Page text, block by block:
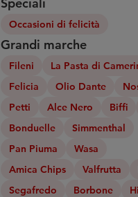
Occasioni di felicità
Grandi marche
Fileni
La Pasta di
Felicia
Olio Dante
Petti
Alce Nero Biffi
Bonduelle
Simmenthal
Pan Piuma
Wasa
Amica Chips
Valfrutta
Segafredo
Borbone